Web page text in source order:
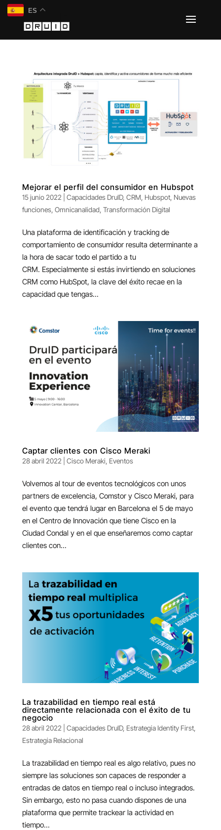
Mejorar el perfil del consumidor en Hubspot
15 junio 2022 Capacidades DruID, CRM, Hubspot, Nuevas
funciones, Omnicanalidad, Transformación Digital
Una plataforma de identificación y tracking de
comportamiento de consumidor resulta determinante a
la hora de sacar todo el partido a tu
CRM. Especialmente si estás invirtiendo en soluciones
CRM como HubSpot, la clave del éxito recae en la
capacidad que tengas...
Captar clientes con Cisco Meraki
28 abril 2022 Cisco Meraki, Eventos
Volvemos al tour de eventos tecnológicos con unos
partners de excelencia, Comstor y Cisco Meraki, para
el evento que tendrá lugar en Barcelona el 5 de mayo
en el Centro de Innovación que tiene Cisco en la
Ciudad Condal y en el que enseñaremos como captar
clientes con...
La trazabilidad en tiempo real está
directamente relacionada con el éxito de tu
negocio
28 abril 2022 Capacidades DruID, Estrategia Identity First,
Estrategia Relacional
La trazabilidad en tiempo real es algo relativo, pues no
siempre las soluciones son capaces de responder a
entradas de datos en tiempo real o incluso integrados.
Sin embargo, esto no pasa cuando dispones de una
plataforma que permite trackear la actividad en
tiempo...
ES